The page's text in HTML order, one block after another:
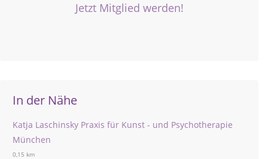
Jetzt Mitglied werden!
In der Nähe
Katja Laschinsky Praxis für Kunst - und Psychotherapie
München
0,15 km